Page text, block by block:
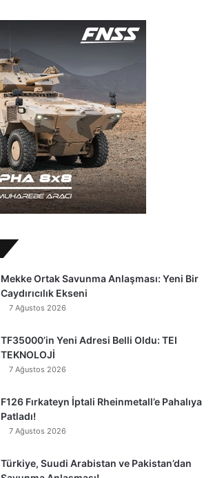
Mekke Ortak Savunma Anlaşması: Yeni Bir
Caydırıcılık Ekseni
7 Ağustos 2026
TF35000’in Yeni Adresi Belli Oldu: TEI
TEKNOLOJİ
7 Ağustos 2026
F126 Fırkateyn İptali Rheinmetall’e Pahalıya
Patladı!
7 Ağustos 2026
Türkiye, Suudi Arabistan ve Pakistan’dan